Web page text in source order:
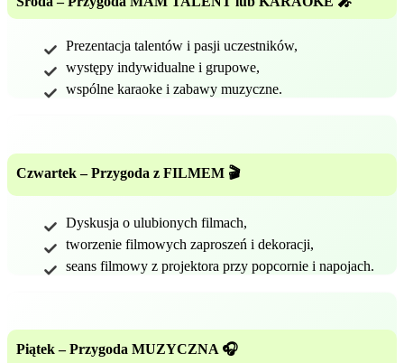
Prezentacja talentów i pasji uczestników,
występy indywidualne i grupowe,
wspólne karaoke i zabawy muzyczne.
Czwartek – Przygoda z FILMEM 🎬
Dyskusja o ulubionych filmach,
tworzenie filmowych zaproszeń i dekoracji,
seans filmowy z projektora przy popcornie i napojach.
Piątek – Przygoda MUZYCZNA 🎧